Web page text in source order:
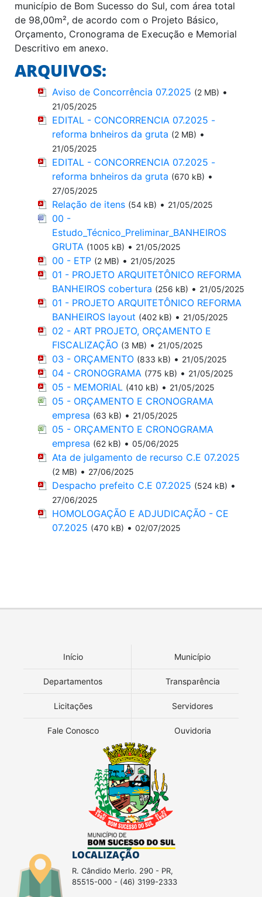
município de Bom Sucesso do Sul, com área total
de 98,00m², de acordo com o Projeto Básico,
Orçamento, Cronograma de Execução e Memorial
Descritivo em anexo.
ARQUIVOS:
Aviso de Concorrência 07.2025 (2 MB) •
21/05/2025
EDITAL - CONCORRENCIA 07.2025 -
reforma bnheiros da gruta (2 MB) •
21/05/2025
EDITAL - CONCORRENCIA 07.2025 -
reforma bnheiros da gruta (670 kB) •
27/05/2025
Relação de itens (54 kB) • 21/05/2025
00 -
Estudo_Técnico_Preliminar_BANHEIROS
GRUTA (1005 kB) • 21/05/2025
00 - ETP (2 MB) • 21/05/2025
01 - PROJETO ARQUITETÔNICO REFORMA
BANHEIROS cobertura (256 kB) • 21/05/2025
01 - PROJETO ARQUITETÔNICO REFORMA
BANHEIROS layout (402 kB) • 21/05/2025
02 - ART PROJETO, ORÇAMENTO E
FISCALIZAÇÃO (3 MB) • 21/05/2025
03 - ORÇAMENTO (833 kB) • 21/05/2025
04 - CRONOGRAMA (775 kB) • 21/05/2025
05 - MEMORIAL (410 kB) • 21/05/2025
05 - ORÇAMENTO E CRONOGRAMA
empresa (63 kB) • 21/05/2025
05 - ORÇAMENTO E CRONOGRAMA
empresa (62 kB) • 05/06/2025
Ata de julgamento de recurso C.E 07.2025
(2 MB) • 27/06/2025
Despacho prefeito C.E 07.2025 (524 kB) •
27/06/2025
HOMOLOGAÇÃO E ADJUDICAÇÃO - CE
07.2025 (470 kB) • 02/07/2025
Início Município
Departamentos Transparência
Licitações Servidores
Fale Conosco Ouvidoria
LOCALIZAÇÃO
R. Cândido Merlo. 290 - PR,
85515-000 - (46) 3199-2333